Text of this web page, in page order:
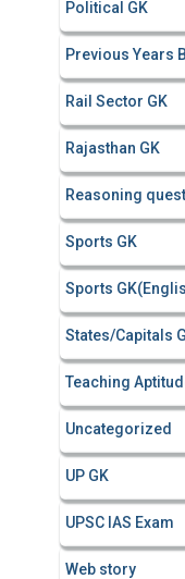
Political GK
Previous Years
Rail Sector GK
Rajasthan GK
Reasoning
Sports GK
Sports
States/Capitals
Teaching
Uncategorized
UP GK
UPSC IAS Exam
Web story